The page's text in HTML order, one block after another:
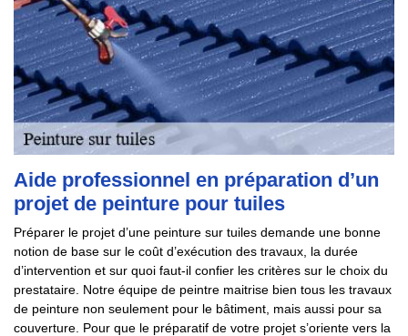
Aide professionnel en préparation d’un
projet de peinture pour tuiles
Préparer le projet d’une peinture sur tuiles demande une bonne
notion de base sur le coût d’exécution des travaux, la durée
d’intervention et sur quoi faut-il confier les critères sur le choix du
prestataire. Notre équipe de peintre maitrise bien tous les travaux
de peinture non seulement pour le bâtiment, mais aussi pour sa
couverture. Pour que le préparatif de votre projet s’oriente vers la